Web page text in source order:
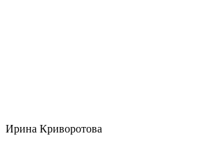
Ирина Криворотова